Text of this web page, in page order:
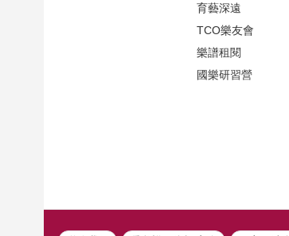
育藝深遠
TCO樂友會
樂譜租閱
國樂研習營